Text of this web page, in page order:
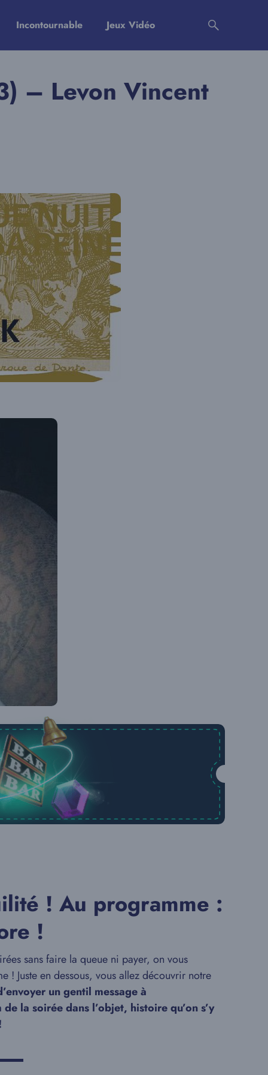
Incontournable Jeux Vidéo
– Levon Vincent
! Au programme :
!
sans faire la queue ni payer, on vous
! Juste en dessous, vous allez découvrir notre
un gentil message à
la soirée dans l’objet, histoire qu’on s’y